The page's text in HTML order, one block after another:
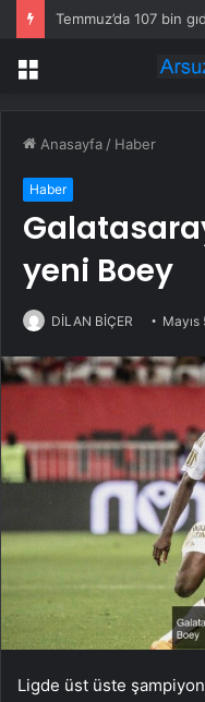
Menü
Anasayfa / Haber
Haber
yeni Boey
DİLAN BİÇER Mayıs
Ligde üst üste